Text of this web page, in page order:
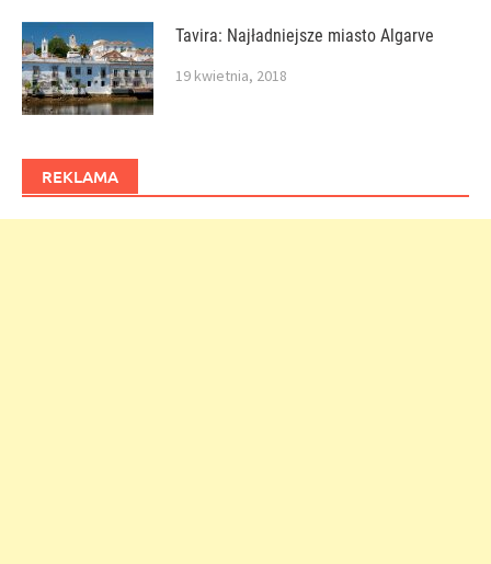
Tavira: Najładniejsze miasto Algarve
19 kwietnia, 2018
REKLAMA